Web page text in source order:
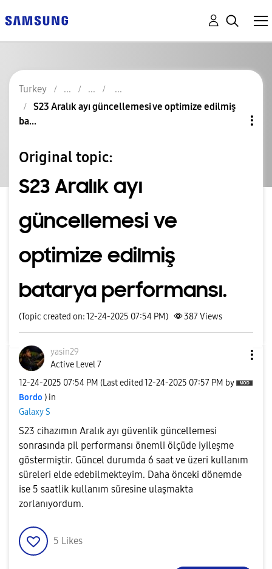
Turkey
S23 Aralık ayı güncellemesi ve optimize edilmiş
ba...
Original topic:
S23 Aralık ayı
güncellemesi ve
optimize edilmiş
batarya performansı.
(Topic created on: 12-24-2025 07:54 PM) 387Views
yasin29
Active Level 7
‎12-24-2025 07:54 PM (Last edited ‎12-24-2025 07:57 PM by
Bordo ) in
Galaxy S
S23 cihazımın Aralık ayı güvenlik güncellemesi
sonrasında pil performansı önemli ölçüde iyileşme
göstermiştir. Güncel durumda 6 saat ve üzeri kullanım
süreleri elde edebilmekteyim. Daha önceki dönemde
ise 5 saatlik kullanım süresine ulaşmakta
zorlanıyordum.
5 Likes